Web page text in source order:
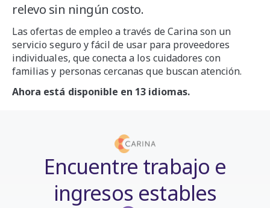
relevo sin ningún costo.
Las ofertas de empleo a través de Carinason un
servicio seguro y fácil de usar para proveedores
individuales, que conecta a los cuidadores con
familias y personas cercanas que buscan atención.
Ahora está disponible en 13 idiomas.
Encuentre trabajo e
ingresos estables